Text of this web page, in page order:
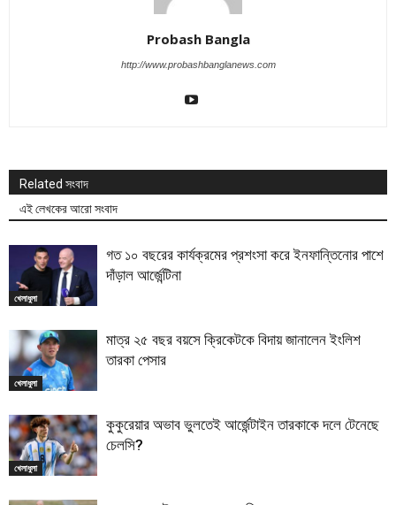
Probash Bangla
http://www.probashbanglanews.com
Related সংবাদ
এই লেখকের আরো সংবাদ
খেলাধুলা
গত ১০ বছরের কার্যক্রমের প্রশংসা করে ইনফান্তিনোর পাশে
দাঁড়াল আর্জেন্টিনা
খেলাধুলা
মাত্র ২৫ বছর বয়সে ক্রিকেটকে বিদায় জানালেন ইংলিশ
তারকা পেসার
খেলাধুলা
কুকুরেয়ার অভাব ভুলতেই আর্জেন্টাইন তারকাকে দলে টেনেছে
চেলসি?